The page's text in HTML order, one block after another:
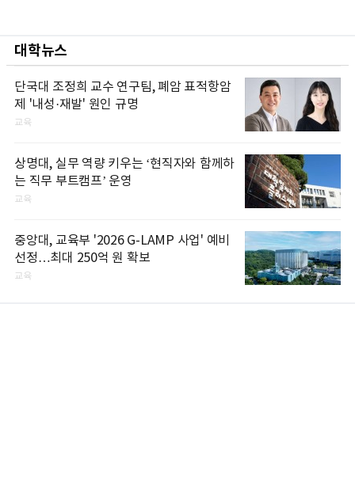
대학뉴스
단국대 조정희 교수 연구팀, 폐암 표적항암
제 '내성·재발' 원인 규명
교육
상명대, 실무 역량 키우는 ‘현직자와 함께하
는 직무 부트캠프’ 운영
교육
중앙대, 교육부 '2026 G-LAMP 사업' 예비
선정…최대 250억 원 확보
교육